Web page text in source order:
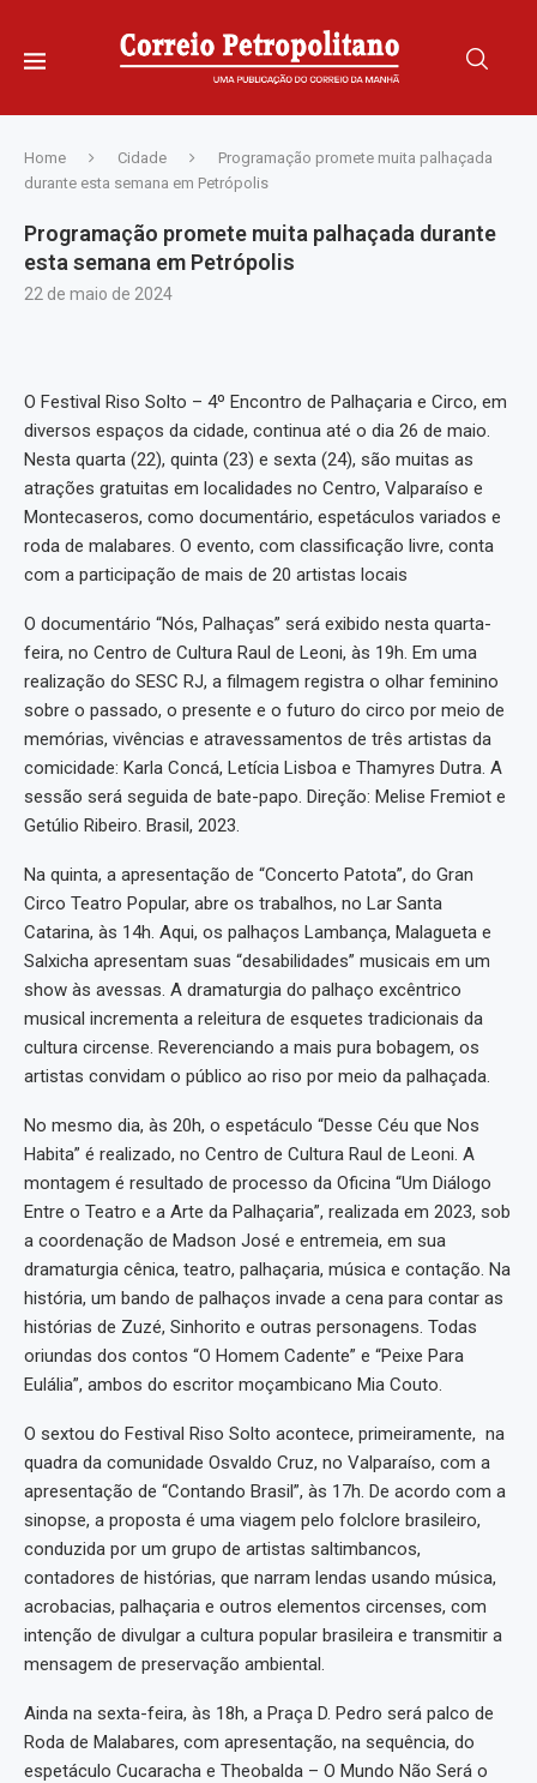
Home Cidade
Programação promete muita palhaçada
durante esta semana em Petrópolis
Programação promete muita palhaçada durante
esta semana em Petrópolis
22 de maio de 2024
O Festival Riso Solto – 4º Encontro de Palhaçaria e Circo, em
diversos espaços da cidade, continua até o dia 26 de maio.
Nesta quarta (22), quinta (23) e sexta (24), são muitas as
atrações gratuitas em localidades no Centro, Valparaíso e
Montecaseros, como documentário, espetáculos variados e
roda de malabares. O evento, com classificação livre, conta
com a participação de mais de 20 artistas locais
O documentário “Nós, Palhaças” será exibido nesta quarta-
feira, no Centro de Cultura Raul de Leoni, às 19h. Em uma
realização do SESC RJ, a filmagem registra o olhar feminino
sobre o passado, o presente e o futuro do circo por meio de
memórias, vivências e atravessamentos de três artistas da
comicidade: Karla Concá, Letícia Lisboa e Thamyres Dutra. A
sessão será seguida de bate-papo. Direção: Melise Fremiot e
Getúlio Ribeiro. Brasil, 2023.
Na quinta, a apresentação de “Concerto Patota”, do Gran
Circo Teatro Popular, abre os trabalhos, no Lar Santa
Catarina, às 14h. Aqui, os palhaços Lambança, Malagueta e
Salxicha apresentam suas “desabilidades” musicais em um
show às avessas. A dramaturgia do palhaço excêntrico
musical incrementa a releitura de esquetes tradicionais da
cultura circense. Reverenciando a mais pura bobagem, os
artistas convidam o público ao riso por meio da palhaçada.
No mesmo dia, às 20h, o espetáculo “Desse Céu que Nos
Habita” é realizado, no Centro de Cultura Raul de Leoni. A
montagem é resultado de processo da Oficina “Um Diálogo
Entre o Teatro e a Arte da Palhaçaria”, realizada em 2023, sob
a coordenação de Madson José e entremeia, em sua
dramaturgia cênica, teatro, palhaçaria, música e contação. Na
história, um bando de palhaços invade a cena para contar as
histórias de Zuzé, Sinhorito e outras personagens. Todas
oriundas dos contos “O Homem Cadente” e “Peixe Para
Eulália”, ambos do escritor moçambicano Mia Couto.
O sextou do Festival Riso Solto acontece, primeiramente, na
quadra da comunidade Osvaldo Cruz, no Valparaíso, com a
apresentação de “Contando Brasil”, às 17h. De acordo com a
sinopse, a proposta é uma viagem pelo folclore brasileiro,
conduzida por um grupo de artistas saltimbancos,
contadores de histórias, que narram lendas usando música,
acrobacias, palhaçaria e outros elementos circenses, com
intenção de divulgar a cultura popular brasileira e transmitir a
mensagem de preservação ambiental.
Ainda na sexta-feira, às 18h, a Praça D. Pedro será palco de
Roda de Malabares, com apresentação, na sequência, do
espetáculo Cucaracha e Theobalda – O Mundo Não Será o